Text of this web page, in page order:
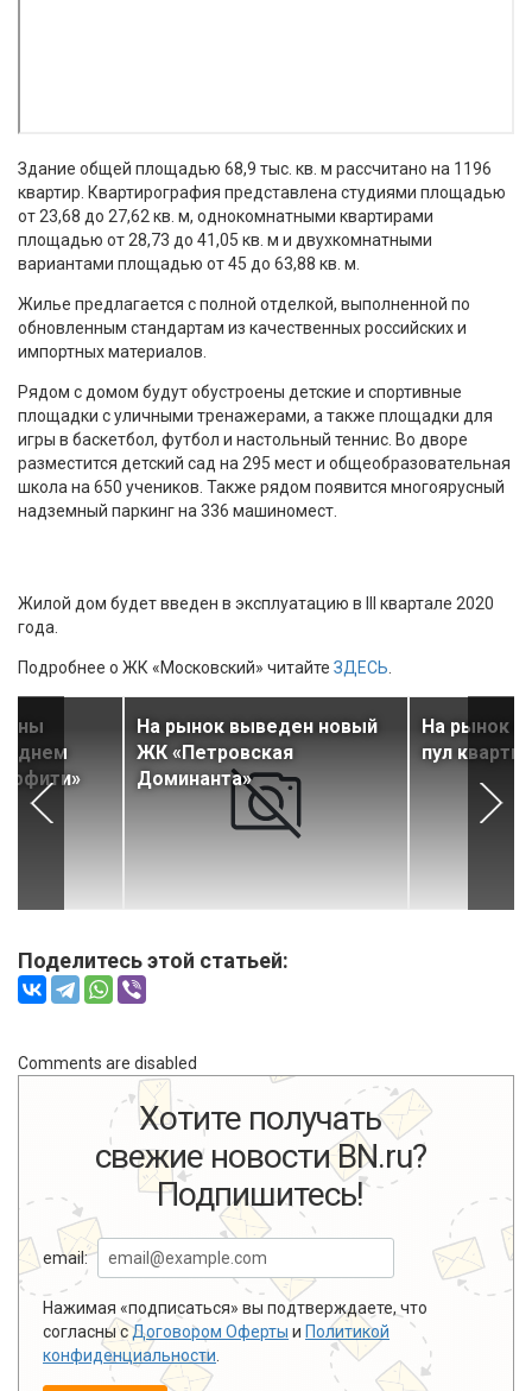
Здание общей площадью 68,9 тыс. кв. м рассчитано на 1196
квартир. Квартирография представлена студиями площадью
от 23,68 до 27,62 кв. м, однокомнатными квартирами
площадью от 28,73 до 41,05 кв. м и двухкомнатными
вариантами площадью от 45 до 63,88 кв. м.
Жилье предлагается с полной отделкой, выполненной по
обновленным стандартам из качественных российских и
импортных материалов.
Рядом с домом будут обустроены детские и спортивные
площадки с уличными тренажерами, а также площадки для
игры в баскетбол, футбол и настольный теннис. Во дворе
разместится детский сад на 295 мест и общеобразовательная
школа на 650 учеников. Также рядом появится многоярусный
надземный паркинг на 336 машиномест.
Жилой дом будет введен в эксплуатацию в III квартале 2020
года.
Подробнее о ЖК «Московский» читайте ЗДЕСЬ
На рынок выведен новый
ЖК «Петровская
Доминанта»
На рынок
пул
Поделитесь этой статьей:
Comments are disabled
Хотите получать
свежие новости BN.ru?
Подпишитесь!
email:
Нажимая «подписаться» вы подтверждаете, что
согласны сДоговором Оферты и Политикой
конфиденциальности